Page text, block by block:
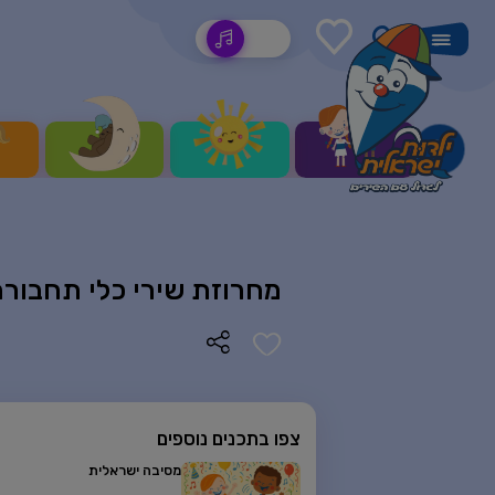
שירים
מחרוזת שירי כלי
צפו בתכנים נוספים
מסיבה ישראלית